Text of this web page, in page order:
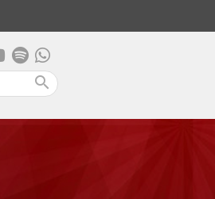
search